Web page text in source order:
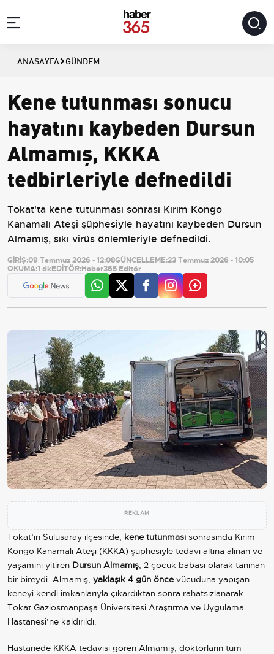
ANASAYFA GÜNDEM
Kene tutunması sonucu
hayatını kaybeden Dursun
Almamış, KKKA
tedbirleriyle defnedildi
Tokat'ta kene tutunması sonrası Kırım Kongo
Kanamalı Ateşi şüphesiyle hayatını kaybeden Dursun
Almamış, sıkı virüs önlemleriyle defnedildi.
GİRİŞ:09 Temmuz 2026 - 12:08GÜNCELLEME:23 Temmuz 2026 - 10:05
OKUMA:1 dkEDİTÖR:Haber365 Editör
REKLAM
Tokat’ın Sulusaray ilçesinde, kene tutunması sonrasında Kırım
Kongo Kanamalı Ateşi (KKKA) şüphesiyle tedavi altına alınan ve
yaşamını yitiren Dursun Almamış, 2 çocuk babası olarak tanınan
bir bireydi. Almamış, yaklaşık 4 gün öncevücuduna yapışan
keneyi kendi imkanlarıyla çıkardıktan sonra rahatsızlanarak
Tokat Gaziosmanpaşa Üniversitesi Araştırma ve Uygulama
Hastanesi’ne kaldırıldı.
Hastanede KKKA tedavisi gören Almamış, doktorların tüm